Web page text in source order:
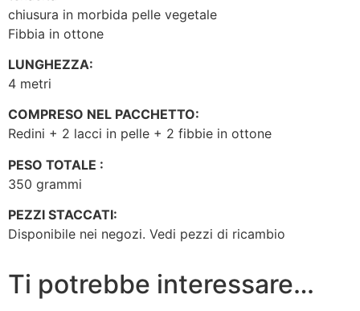
chiusura in morbida pelle vegetale
Fibbia in ottone
LUNGHEZZA:
4 metri
COMPRESO NEL PACCHETTO:
Redini + 2 lacci in pelle + 2 fibbie in ottone
PESO TOTALE :
350 grammi
PEZZI STACCATI:
Disponibile nei negozi. Vedi pezzi di ricambio
Ti potrebbe interessare…